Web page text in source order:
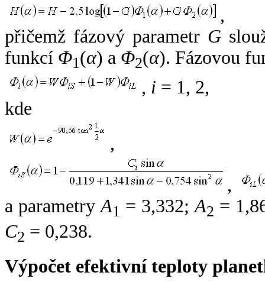
,
přičemž fázový parametr G
funkcí Φ1(α) a Φ2(α). Fázovou
, i = 1, 2,
kde
,
,
a parametryA1 = 3,332;A2 =
C2 = 0,238.
Výpočet efektivní teploty